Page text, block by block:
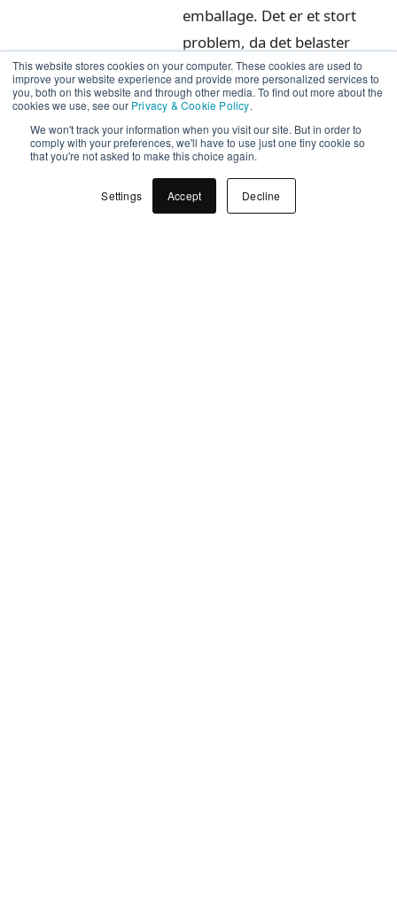
This website stores cookies on your computer. These cookies are used to
improve your website experience and provide more personalized services to
you, both on this website and through other media. To find out more about the
cookies we use, see our Privacy & Cookie Policy.
We won't track your information when you visit our site. But in order to
comply with your preferences, we'll have to use just one tiny cookie so
that you're not asked to make this choice again.
Settings Accept Decline
emballage. Det er et stort
problem, da det belaster
miljøet unødvendigt.
Miljøbelastende emballage
er altså meget mere end
blot svært nedbrydelige
materialer. Emballage kan
også belaste miljøet, hvis